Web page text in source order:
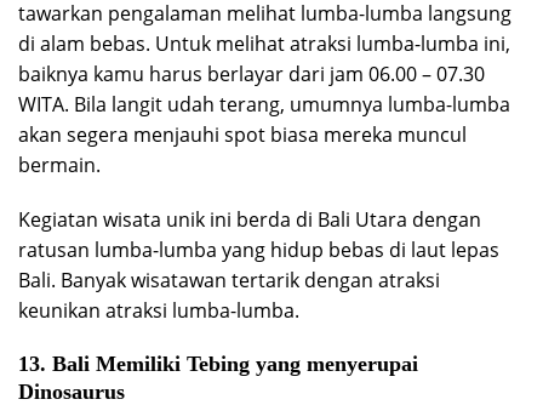
tawarkan pengalaman melihat lumba-lumba langsung
di alam bebas. Untuk melihat atraksi lumba-lumba ini,
baiknya kamu harus berlayar dari jam 06.00 – 07.30
WITA. Bila langit udah terang, umumnya lumba-lumba
akan segera menjauhi spot biasa mereka muncul
bermain.
Kegiatan wisata unik ini berda di Bali Utara dengan
ratusan lumba-lumba yang hidup bebas di laut lepas
Bali. Banyak wisatawan tertarik dengan atraksi
keunikan atraksi lumba-lumba.
13. Bali Memiliki Tebing yang menyerupai
Dinosaurus